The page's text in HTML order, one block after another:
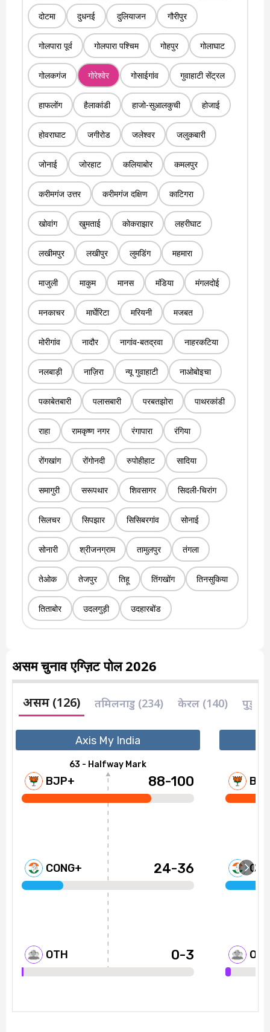
दोटमा दुधनई दुलियाजन गौरीपुर
गोलपारा पूर्व गोलपारा पश्चिम गोहपुर गोलाघाट
गोलकगंज गोरेश्वेर गोसाईगांव गुवाहाटी सेंट्रल
हाफलोंग हैलाकांडी हाजो-सुआलकुची होजाई
होवराघाट जगीरोड जलेश्वर जलुकबारी
जोनाई जोरहाट कलियाबोर कमलपुर
करीमगंज उत्तर करीमगंज दक्षिण काटिगरा
खोवांग खुमताई कोकराझार लहरीघाट
लखीमपुर लखीपुर लुमडिंग महमारा
माजुली माकुम मानस मंडिया मंगलदोई
मनकाचर मार्घेरिटा मरियनी मजबत
मोरीगांव नादौर नागांव-बतद्रवा नाहरकटिया
नलबाड़ी नाज़िरा न्यू गुवाहाटी नाओबोइचा
पकाबेतबारी पलासबारी परबतझोरा पाथरकांडी
राहा रामकृष्ण नगर रंगापारा रंगिया
रोंगखांग रोंगोनदी रुपोहीहाट सादिया
समागुरी सरूपथार शिवसागर सिदली-चिरांग
सिलचर सिपझार सिसिबरगांव सोनाई
सोनारी श्रीजनग्राम तामुलपुर तंगला
तेओक तेजपुर तिहू तिंगखोंग तिनसुकिया
तिताबोर उदलगुड़ी उदहारबोंड
असम चुनाव एग्ज़िट पोल 2026